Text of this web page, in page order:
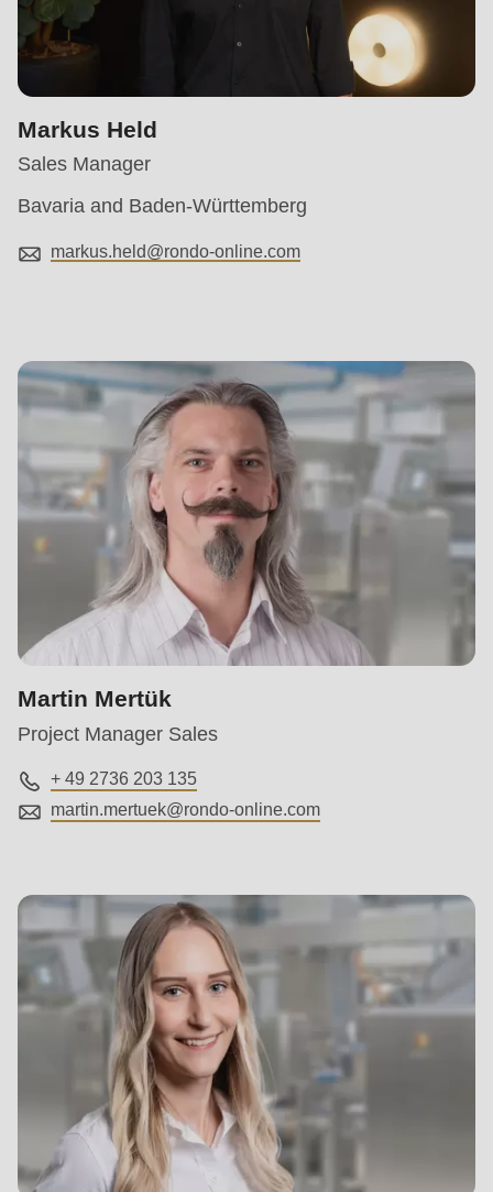
Markus Held
Sales Manager
Bavaria and Baden-Württemberg
markus.held@rondo-online.com
Martin Mertük
Project Manager Sales
+ 49 2736 203 135
martin.mertuek@rondo-online.com